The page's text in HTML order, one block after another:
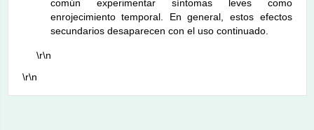
común experimentar síntomas leves como
enrojecimiento temporal. En general, estos efectos
secundarios desaparecen con el uso continuado.
\r\n
\r\n